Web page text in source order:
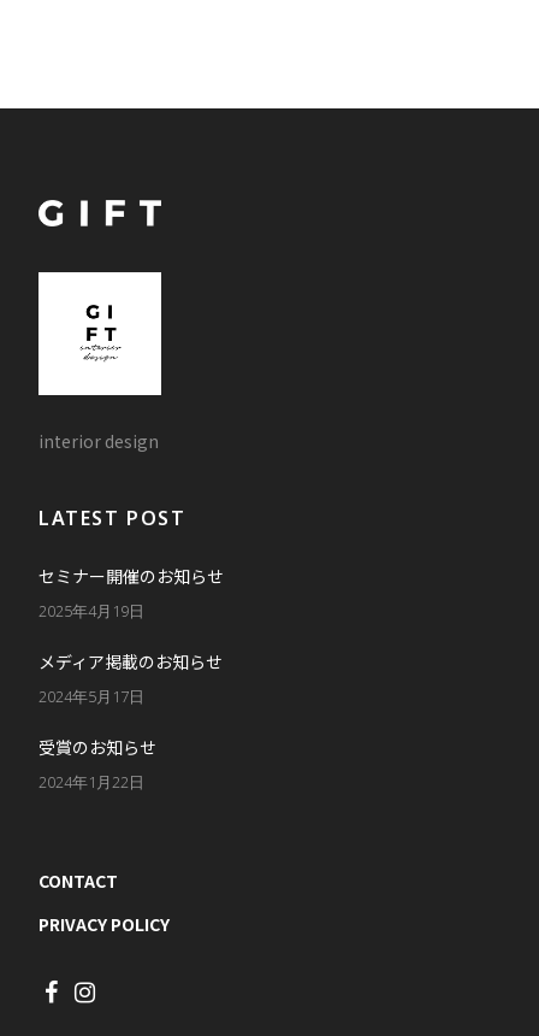
interior design
LATEST POST
セミナー開催のお知らせ
2025年4月19日
メディア掲載のお知らせ
2024年5月17日
受賞のお知らせ
2024年1月22日
CONTACT
PRIVACY POLICY